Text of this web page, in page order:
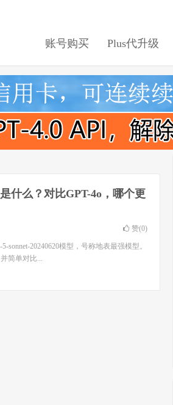
账号购买 Plus代升级
什么？对比GPT-4o，哪个更
赞(0)
sonnet-20240620模型，号称地表最强模型。
简单对比...